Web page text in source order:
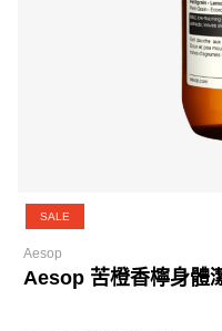
SALE
Aesop
Aesop 苦橙香檸身體